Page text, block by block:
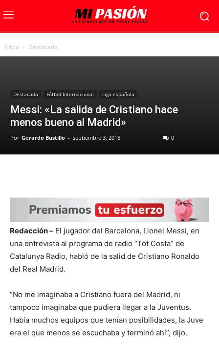
Inicio Destacada
Destacada Fútbol Internacional Liga española
Messi: «La salida de Cristiano hace
menos bueno al Madrid»
Por Gerardo Bustillo - septiembre 3, 2018 0
Redacción – El jugador del Barcelona, Lionel Messi, en
una entrevista al programa de radio “Tot Costa” de
Catalunya Radio, habló de la salid de Cristiano Ronaldo
del Real Madrid.
“No me imaginaba a Cristiano fuera del Madrid, ni
tampoco imaginaba que pudiera llegar a la Juventus.
Había muchos equipos que tenían posibilidades, la Juve
era el que menos se escuchaba y terminó ahí”, dijo.